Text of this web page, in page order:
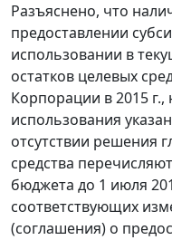
Разъяснено, что
предоставлении
использовании в
остатков целевых
Корпорации в 2015 г.,
использования
отсутствии решения
средства
бюджета до 1 июля
соответствующих
(соглашения) о